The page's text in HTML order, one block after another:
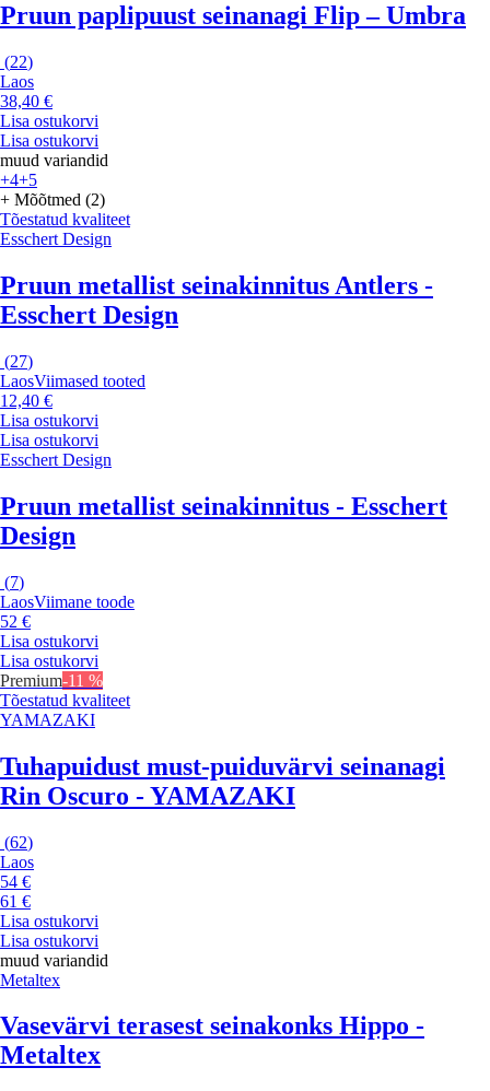
Pruun paplipuust seinanagi Flip – Umbra
(22)
Laos
38,40 €
Lisa ostukorvi
Lisa ostukorvi
muud variandid
+4+5
+ Mõõtmed (2)
Tõestatud kvaliteet
Esschert Design
Pruun metallist seinakinnitus Antlers -
Esschert Design
(27)
LaosViimased tooted
12,40 €
Lisa ostukorvi
Lisa ostukorvi
Esschert Design
Pruun metallist seinakinnitus - Esschert
Design
(7)
LaosViimane toode
52 €
Lisa ostukorvi
Lisa ostukorvi
Premium-11 %
Tõestatud kvaliteet
YAMAZAKI
Tuhapuidust must-puiduvärvi seinanagi
Rin Oscuro - YAMAZAKI
(62)
Laos
54 €
61 €
Lisa ostukorvi
Lisa ostukorvi
muud variandid
Metaltex
Vasevärvi terasest seinakonks Hippo -
Metaltex